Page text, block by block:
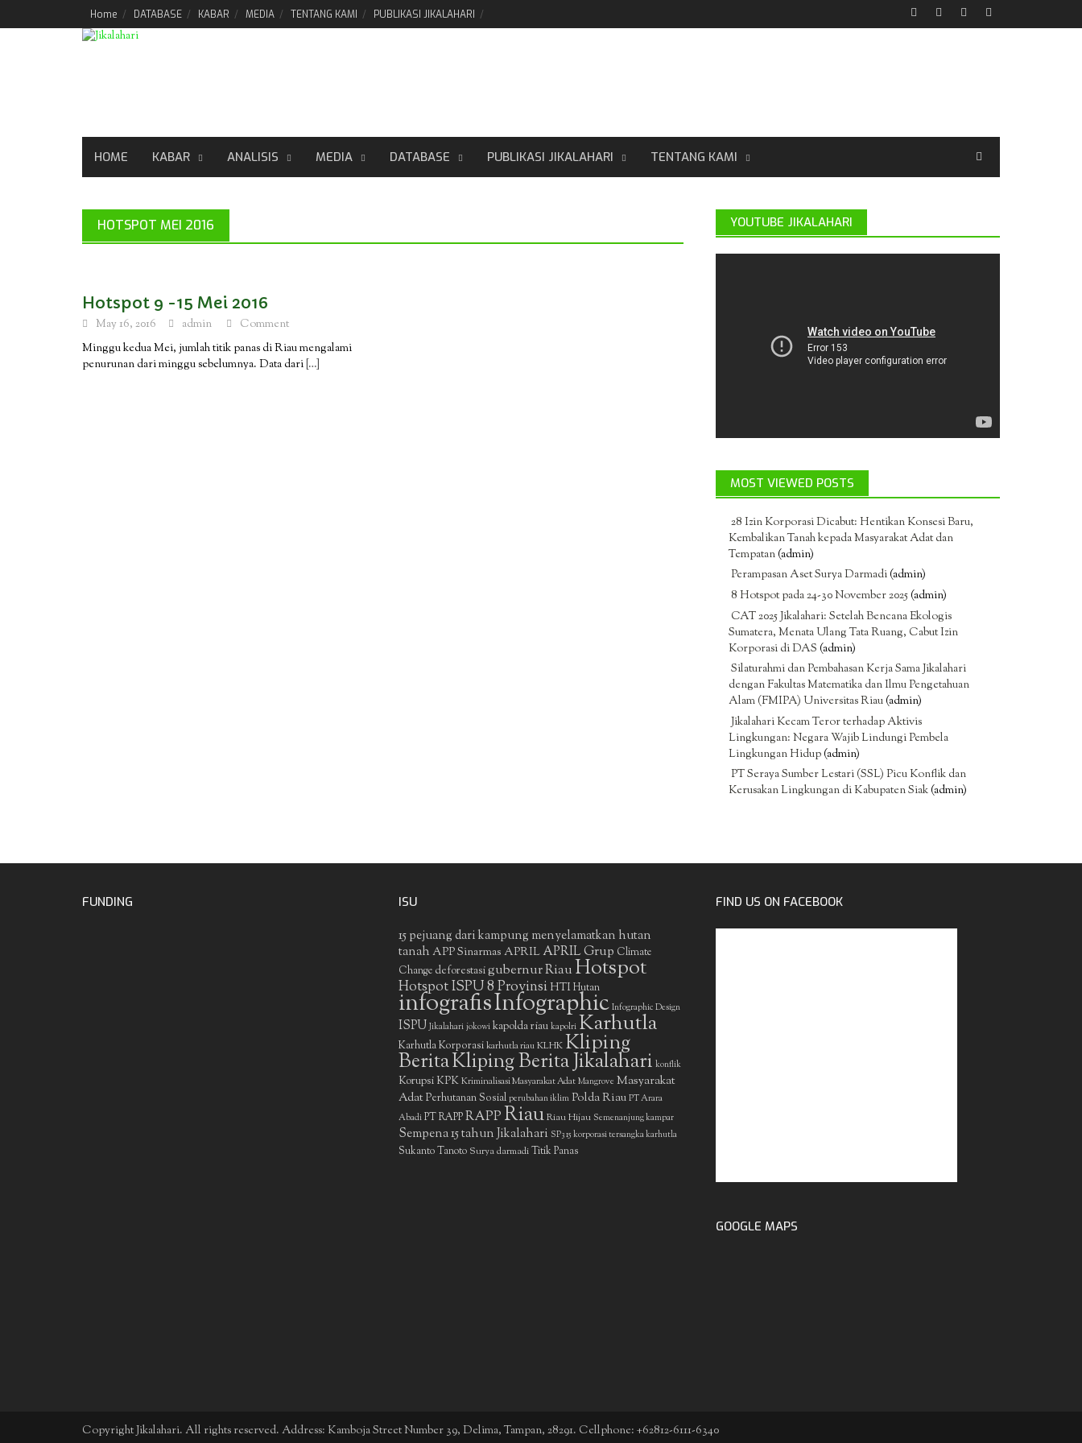
Home DATABASE KABAR MEDIA TENTANG KAMI PUBLIKASI JIKALAHARI
HOME KABAR ANALISIS MEDIA DATABASE PUBLIKASI JIKALAHARI TENTANG KAMI
HOTSPOT MEI 2016
Hotspot 9 -15 Mei 2016
May 16, 2016 admin
Comment
Minggu kedua Mei, jumlah titik panas di Riau mengalami
penurunan dari minggu sebelumnya. Data dari […]
YOUTUBE JIKALAHARI
MOST VIEWED POSTS
28 Izin Korporasi Dicabut: Hentikan Konsesi Baru,
Kembalikan Tanah kepada Masyarakat Adat dan
Tempatan(admin)
Perampasan Aset Surya Darmadi(admin)
8 Hotspot pada 24-30 November 2025(admin)
CAT 2025 Jikalahari: Setelah Bencana Ekologis
Sumatera, Menata Ulang Tata Ruang, Cabut Izin
Korporasi di DAS (admin)
Silaturahmi dan Pembahasan Kerja Sama Jikalahari
dengan Fakultas Matematika dan Ilmu Pengetahuan
Alam (FMIPA) Universitas Riau(admin)
Jikalahari Kecam Teror terhadap Aktivis
Lingkungan: Negara Wajib Lindungi Pembela
Lingkungan Hidup(admin)
PT Seraya Sumber Lestari (SSL) Picu Konflik dan
Kerusakan Lingkungan di Kabupaten Siak(admin)
FUNDING ISU
15 pejuang dari kampung menyelamatkan hutan
tanah APP Sinarmas APRIL APRIL Grup Climate
Change deforestasigubernur RiauHotspot
Hotspot ISPU 8 ProvinsiHTIHutan
infografisInfographic Infographic Design
ISPU Jikalahari jokowi kapolda riau kapolri Karhutla
Karhutla Korporasi karhutla riau KLHKKliping
BeritaKliping Berita Jikalahari konflik
Korupsi KPK Kriminalisasi Masyarakat Adat Mangrove Masyarakat
AdatPerhutanan Sosial perubahan iklim Polda Riau PT Arara
Abadi PT RAPPRAPPRiauRiau Hijau Semenanjung kampar
Sempena 15 tahun Jikalahari SP3 15 korporasi tersangka karhutla
Sukanto Tanoto Surya darmadiTitik Panas
FIND US ON FACEBOOK
GOOGLE MAPS
Copyright Jikalahari. All rights reserved. Address: Kamboja Street Number 39, Delima, Tampan, 28291. Cellphone: +62812-6111-6340